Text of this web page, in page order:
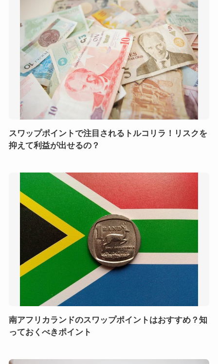
スワップポイントで注目されるトルコリラ！リスクを
抑えて利益が出せるの？
南アフリカランドのスワップポイントはおすすめ？知
っておくべきポイント